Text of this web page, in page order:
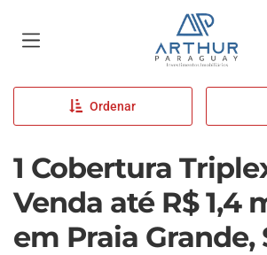
Página inicial
Ordenar
1 Cobertura
Venda até R$ 1,4
em Praia Grande,